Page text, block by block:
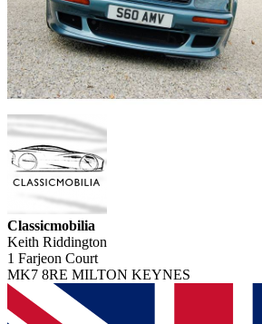
Classicmobilia
Keith Riddington
1 Farjeon Court
MK7 8RE MILTON KEYNES